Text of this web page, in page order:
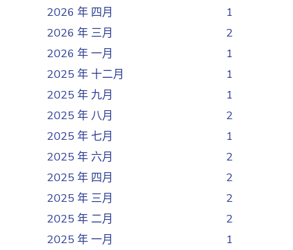
2026 年 四月
1
2026 年 三月
2
2026 年 一月
1
2025 年 十二月
1
2025 年 九月
1
2025 年 八月
2
2025 年 七月
1
2025 年 六月
2
2025 年 四月
2
2025 年 三月
2
2025 年 二月
2
2025 年 一月
1